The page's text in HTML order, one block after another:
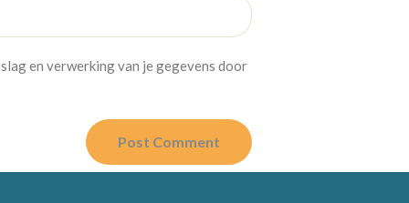
en verwerking van je gegevens door